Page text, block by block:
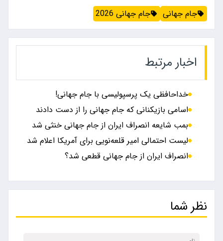
جام جهانی جام جهانی 2026
اخبار مرتبط
خداحافظی یک پرسپولیسی با جام جهانی!
اسامی بازیکنانی که جام جهانی را از دست دادند
بمب شایعه انصراف ایران از جام جهانی خنثی شد
لیست احتمالی امیر قلعه‌نویی برای آمریکا اعلام شد
انصراف ایران از جام جهانی قطعی شد؟
نظر شما